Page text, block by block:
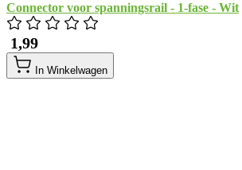
Connector voor spanningsrail - 1-fase - Wit
​ 1,99
In Winkelwagen